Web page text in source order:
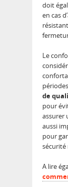
doit
en cas
Le
de
pour
assurer
aussi
pour
sécurité
A lire